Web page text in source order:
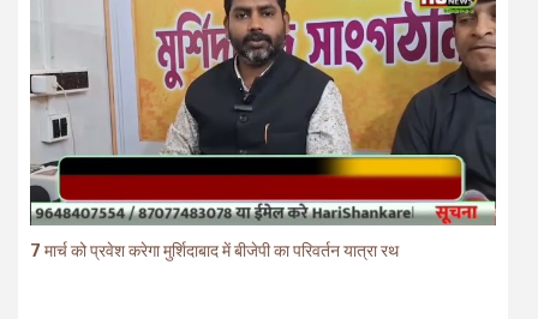
7 मार्च को प्रवेश करेगा मुर्शिदाबाद में बीजेपी का परिवर्तन यात्रा रथ